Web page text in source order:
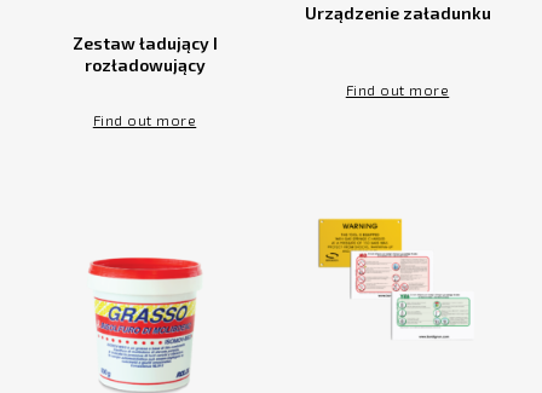
Zestaw ładujący I
rozładowujący
Find out more
Urządzenie załadunku
Find out more